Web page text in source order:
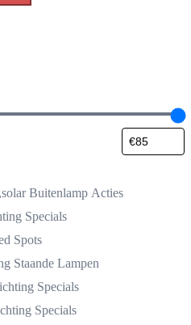
Buitenlamp Acties
Specials
Spots
Staande Lampen
Specials
Specials